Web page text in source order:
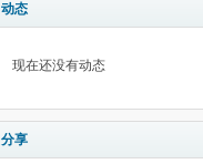
动态
现在还没有动态
分享